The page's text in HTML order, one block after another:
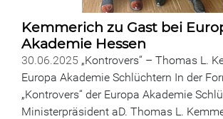
Kemmerich zu Gast bei
Akademie Hessen
30.06.2025 „Kontrovers“ – Thomas L.
Europa Akademie Schlüchtern In der
„Kontrovers“ der Europa Akademie
Ministerpräsident aD. Thomas L.